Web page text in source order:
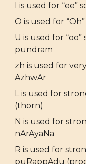
I is used for “ee”
O is used for
U is used for
pundram
zh is used for
AzhwAr
L is used for
(thorn)
N is used for
nArAyaNa
R is used for
puRappAdu